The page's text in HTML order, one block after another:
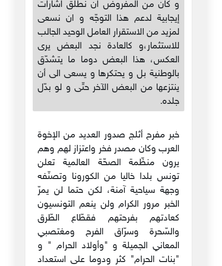
و كان من المفروض ان نطلق اشارات
إيجابية لدعم هذا التوجّه و ان نسعى
لمزيد من الاستقرار العامل الوحيد الجالب
للاستثمار،و كالعادة نجد البعض يرى
العكس، هذا البعض دوما ما يتشدّق
بالوطنية بل و يحتكرها و يسعى الى أن
ينتزعها من البعض الآخر حتّى و لو بدّل
جلده.
خبر مفرح أثلج صدور العديد من الإخوة
العرب وكان مصدر فخر واعتزاز لهم وهم
يرون منظّمة الصحّة العالمية تعلن
تونس بلدا خاليا من الكورونا وتصنّفه
وجهة سياحية آمنة، لكن حتما لن يمرّ
الخبر مرور الكرام ولن ينعم التونسيون
كعادتهم بفرحتهم فقطّاع الطّرق
والسّحرة وسرّاق الفرح ومغتصبي
المعاني الجميلة و "وأولاد الحرام " و
"بنات الحرام" كثر ودوما على استعداد